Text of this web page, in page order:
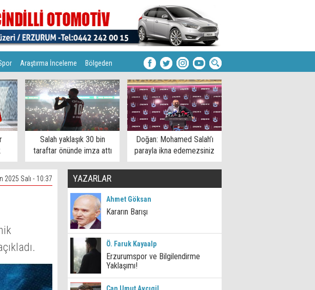
Araştırma İnceleme Bölgeden
Salah yaklaşık 30 bin
taraftar önünde imza attı
Doğan: Mohamed Salah’ı
parayla ikna edemezsiniz
2025 Salı - 10:37 YAZARLAR
Ahmet Göksan
Kararın Barışı
Ö. Faruk Kayaalp
Erzurumspor ve Bilgilendirme
Yaklaşımı!